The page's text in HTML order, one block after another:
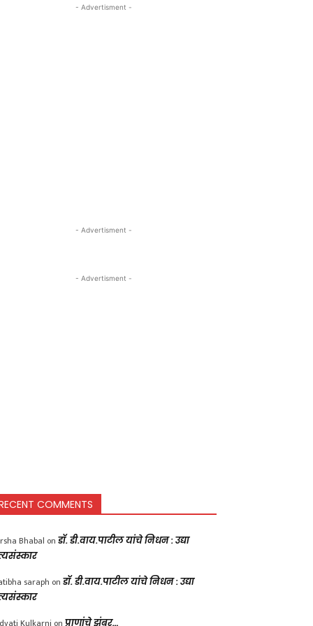
- Advertisment -
- Advertisment -
- Advertisment -
COMMENTS
Bhabal on डॉ. डी.वाय.पाटील यांचे निधन : उद्या
saraph on डॉ. डी.वाय.पाटील यांचे निधन : उद्या
प्राणांचे झुंबर…